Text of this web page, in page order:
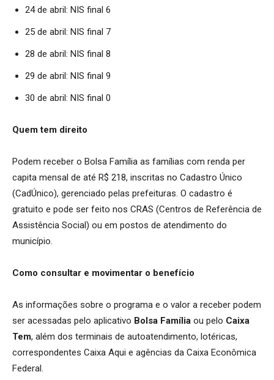
24 de abril: NIS final 6
25 de abril: NIS final 7
28 de abril: NIS final 8
29 de abril: NIS final 9
30 de abril: NIS final 0
Quem tem direito
Podem receber o Bolsa Família as famílias com renda per
capita mensal de até R$ 218, inscritas no Cadastro Único
(CadÚnico), gerenciado pelas prefeituras. O cadastro é
gratuito e pode ser feito nos CRAS (Centros de Referência de
Assistência Social) ou em postos de atendimento do
município.
Como consultar e movimentar o benefício
As informações sobre o programa e o valor a receber podem
ser acessadas pelo aplicativo Bolsa Família ou pelo Caixa
Tem, além dos terminais de autoatendimento, lotéricas,
correspondentes Caixa Aqui e agências da Caixa Econômica
Federal.